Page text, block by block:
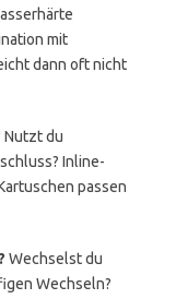
mit
dann oft nicht
Nutzt du
Inline-
passen
Wechselst du
Wechseln?